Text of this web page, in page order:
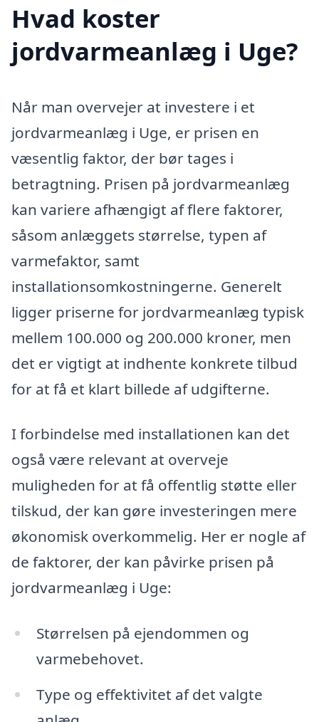
Hvad koster
jordvarmeanlæg i Uge?
Når man overvejer at investere i et
jordvarmeanlæg i Uge, er prisen en
væsentlig faktor, der bør tages i
betragtning. Prisen på jordvarmeanlæg
kan variere afhængigt af flere faktorer,
såsom anlæggets størrelse, typen af
varmefaktor, samt
installationsomkostningerne. Generelt
ligger priserne for jordvarmeanlæg typisk
mellem 100.000 og 200.000 kroner, men
det er vigtigt at indhente konkrete tilbud
for at få et klart billede af udgifterne.
I forbindelse med installationen kan det
også være relevant at overveje
muligheden for at få offentlig støtte eller
tilskud, der kan gøre investeringen mere
økonomisk overkommelig. Her er nogle af
de faktorer, der kan påvirke prisen på
jordvarmeanlæg i Uge:
Størrelsen på ejendommen og
varmebehovet.
Type og effektivitet af det valgte